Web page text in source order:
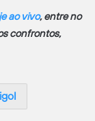
ao vivo, entre no
confrontos,